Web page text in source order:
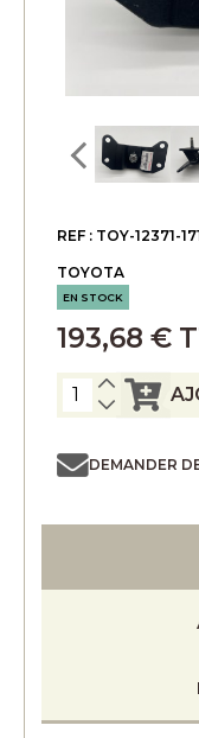
REF : TOY-12371-
TOYOTA
EN STOCK
193,68 €
DEMANDER